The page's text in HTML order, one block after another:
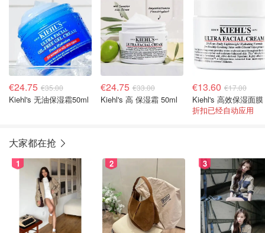
€24.75 €35.00
Kiehl's 无油保湿霜50ml
€24.75 €33.00
Kiehl's 高 保湿霜 50ml
€13.60 €17.00
Kiehl's 高效保湿面膜
折扣已经自动应用
大家都在抢
1 2 3